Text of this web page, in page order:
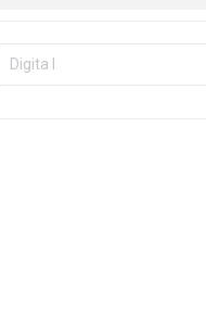
Address - 1ma ed. Il Borgo